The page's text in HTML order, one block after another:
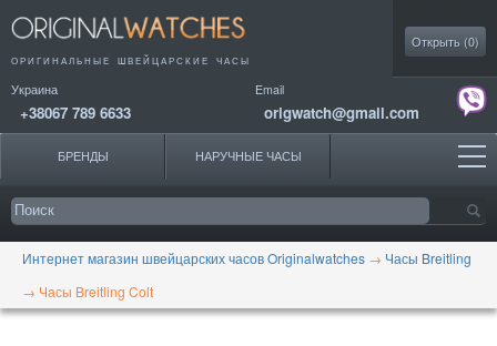
ОРИГИНАЛЬНЫЕ ШВЕЙЦАРСКИЕ ЧАСЫ
Украина
+38067 789 6633
Email
origwatch@gmail.com
Открыть (0)
БРЕНДЫ НАРУЧНЫЕ ЧАСЫ
Интернет магазин швейцарских часов Originalwatches → Часы Breitling
→ Часы Breitling Colt